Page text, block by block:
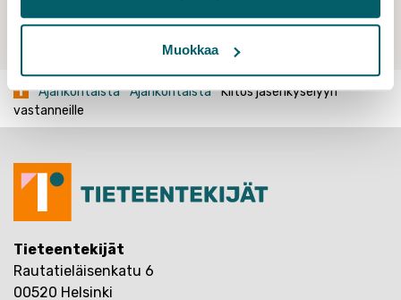
Muokkaa
Jaa:
Ajankohtaista Ajankohtaista
Kiitos jäsenkyselyyn
vastanneille
Tieteentekijät
Rautatieläisenkatu 6
00520 Helsinki